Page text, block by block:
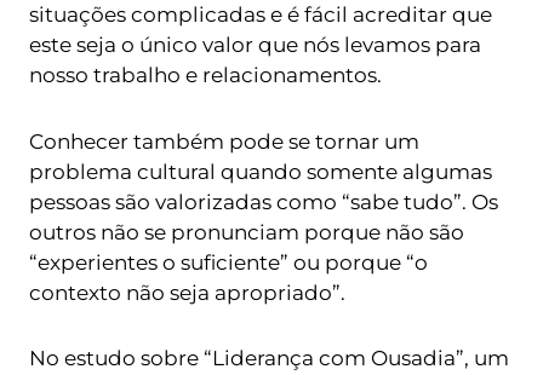
situações complicadas e é fácil acreditar que
este seja o único valor que nós levamos para
nosso trabalho e relacionamentos.
Conhecer também pode se tornar um
problema cultural quando somente algumas
pessoas são valorizadas como “sabe tudo”. Os
outros não se pronunciam porque não são
“experientes o suficiente” ou porque “o
contexto não seja apropriado”.
No estudo sobre “Liderança com Ousadia”, um